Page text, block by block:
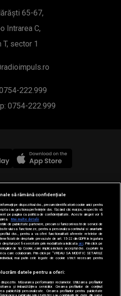
65-67,
Intrarea C,
T, sector 1
222.999
0754-222.999
INTERNATIONAL SA, Toate
rezervate.
să rămână confidențiale
pe dispozitivul dvs., precum identificatorii cookie unici pentru
sau gestiona preferințele dvs. făcând clic mai jos, respectiv vă
pe pagina cu politica de confidențialitate. Aceste alegeri vor fi
Mai multe detalii
de publicitate partenere, precum si furnizorii nostri de servicii de
ului sa functioneze, pentru a personaliza continutul si anunturile
dvs., pentru a va oferi functionalitati aferente retelelor de
de drepturile prevazute de art. 15-22 din GDPR in legatura
drepturi pot fi exercitate prin modalitatea indicataaici . Prin click pe
de tip Cookie, care implica inclusiv acceptul dvs. cu privire la
care colaboram. Prin click pe “VREAU SA MODIFIC SETARILE
mai putin cele legate de cookie strict necesare pentru
datele pentru a oferi:
Măsurarea performanței reclamelor. Utilizarea profilurilor
și îmbunătățirea serviciilor. Crearea profilurilor de conținut
publicității personalizate. Crearea profilurilor pentru publicitate